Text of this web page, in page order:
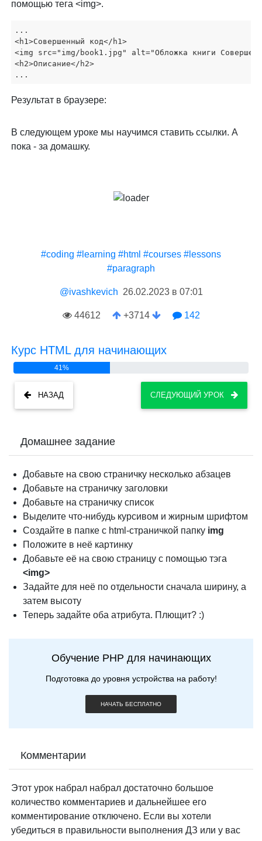
помощью тега <img>.
...
<h1>Совершенный код</h1>
<img src="img/book1.jpg" alt="Обложка книги
<h2>Описание</h2>
...
Результат в браузере:
В следующем уроке мы научимся ставить ссылки. А
пока - за домашку.
#coding #learning #html #courses #lessons
#paragraph
@ivashkevich 26.02.2023 в 07:01
44612 +3714 142
Курс HTML для начинающих
41%
НАЗАД СЛЕДУЮЩИЙ УРОК
Домашнее задание
Добавьте на свою страничку несколько абзацев
Добавьте на страничку заголовки
Добавьте на страничку список
Выделите что-нибудь курсивом и жирным шрифтом
Создайте в папке с html-страничкой папку img
Положите в неё картинку
Добавьте её на свою страницу с помощью тэга
<img>
Задайте для неё по отдельности сначала ширину, а
затем высоту
Теперь задайте оба атрибута. Плющит? :)
Обучение PHP для начинающих
Подготовка до уровня устройства на работу!
НАЧАТЬ БЕСПЛАТНО
Комментарии
Этот урок набрал набрал достаточно большое
количество комментариев и дальнейшее его
комментирование отключено. Если вы хотели
убедиться в правильности выполнения ДЗ или у вас